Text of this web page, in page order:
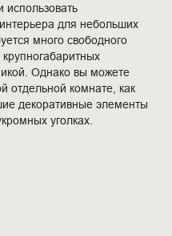
для небольших
много свободного
Однако вы можете
отдельной комнате, как
декоративные элементы
уголках.